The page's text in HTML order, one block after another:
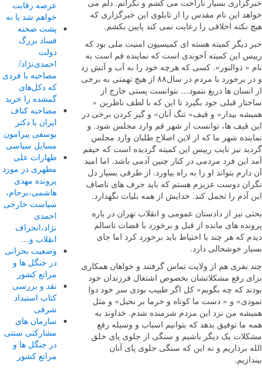
بسیار ناراحت می کشم و نگرانم. دلم می
این نام مقدس را از تابلوی این خبرگزاری که
نکته اخلاقی را رعایت نمی کند پایین بکشم.
دیگر کمیته هسته ای کمیسیون امنیت ملی بود که
این کمیته آخوندی است که نماینده قم است به
« ذوالنور». کسی که هرچه خود را به آب و آتش زد
و در برخورد با مردم در سال۸۸ از هیچ تهمتی به برخی
ها دریغ ننمود… نتوانست پستی خارج از
قبلی خود بگیرد تا این که با لطف ناظرین «
بیدار» و قیف« تنگ آنان» و گیر کردن برخی در
قیف ها، توانست از شهر قم وارد مجلس شود. و
شهر ما که از لاین اصلاح طلبان وارد مجلس
نیز نایب رییس این کمیته گردیده است که حیفم
این فرد مردمی در کنار چنین آدمی باشد. اما امید
بتواند او را به راه بیاورد. از طرفی بسیار دل
دوست عزیزم هستم که باید حرف های ناصاف
آدم را تحمل کند. خدایش از همه بلیات نگهدارد.
نیز از دادستان عمومی و انقلاب تهران در باره
های مانده از قبل و برخورد با قضات ناسالم
که هر چند با احتیاط باید برخورد کرد اما جای
خوشحالی دارد.
نفری هم از ولایت تماس گرفتند و خواهان همکاری
رفع مشکلاتشان بخصوص اشتغال فرزندان خود
که چه بگویم« کل اگر طبیب بودی سر خود دوا
و « دست ما کوتاه و خرما بر نخیل» و مثل
من نزد این مردم شرمنده شدم. خداوند به
ما توفیق بدهد که بتوانیم اسباب و وسیله رفع
یک دیگر باشیم و سنگی از جلوی پای خلق
برداریم و نه این که سنگی جلوی پای آنان
عرصه رقابت
خواهم شد یا نه
پشت صحنه
فساد بزرگ
دولت
احمدی‌نژاد/
مصاحبه با فردی
که دکل‌های
گمشده را خرید
مصاحبه کناف
ایران با دکتر
یوسفی پیرامون
مسایل سیاسی
ظهارات علی
مطهری در مورد
پرونده مهدی
هاشمی،برجام،
سیاست خارجی
احمدی
نژاد،انحراف
انقلاب و…
وضعیت بحرانی
در جنگل ها و
مراتع کشور
نقد و بررسی
کتاب استبداد
شرقی
سازمان های
مشارکتی سنتی
در جنگل ها و
مراتع کشور